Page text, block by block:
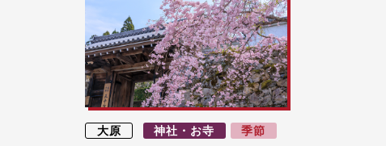
大原 神社・お寺 季節